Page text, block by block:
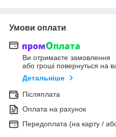
Умови оплати
Ви отримаєте замовлення
або гроші повернуться на
Детальніше
Післяплата
Оплата на рахунок
Передоплата (на карту /